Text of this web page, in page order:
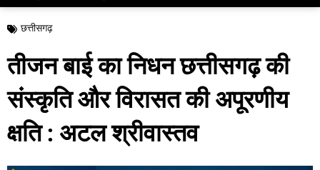
छत्तीसगढ़
तीजन बाई का निधन छत्तीसगढ़ की
संस्कृति और विरासत की अपूरणीय
क्षति : अटल श्रीवास्तव